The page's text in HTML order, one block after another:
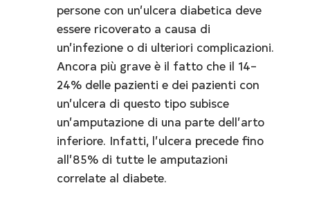
persone con un’ulcera diabetica deve
essere ricoverato a causa di
un’infezione o di ulteriori complicazioni.
Ancora più grave è il fatto che il 14–
24% delle pazienti e dei pazienti con
un’ulcera di questo tipo subisce
un’amputazione di una parte dell’arto
inferiore. Infatti, l’ulcera precede fino
all’85% di tutte le amputazioni
correlate al diabete.